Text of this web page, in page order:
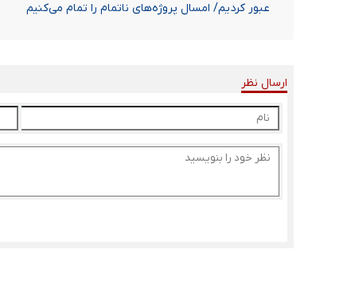
عبور کردیم/ امسال پروژه‌های ناتمام را تمام می‌کنیم
ارسال نظر